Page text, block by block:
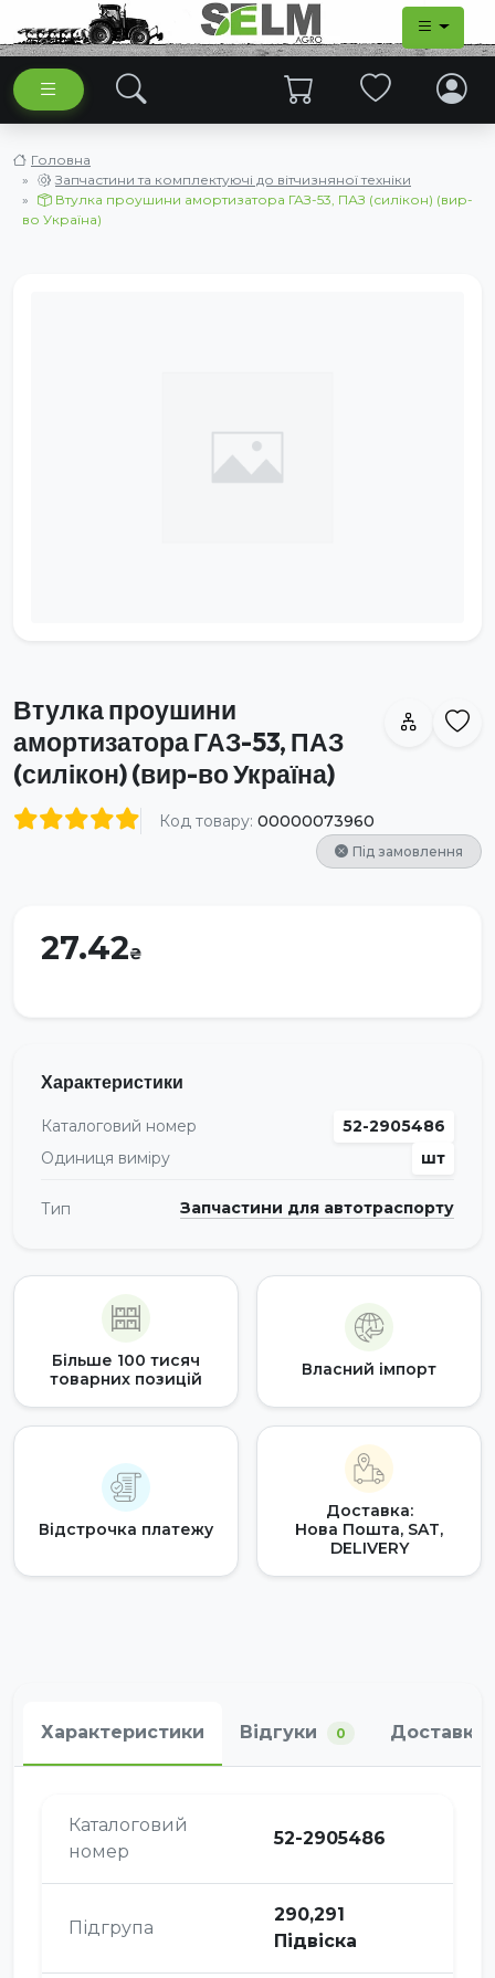
Головна
Запчастини та комплектуючі до вітчизняної техніки
Втулка проушини амортизатора ГАЗ-53, ПАЗ (силікон) (вир-
во Україна)
Втулка проушини
амортизатора ГАЗ-53, ПАЗ
(силікон) (вир-во Україна)
Код товару: 00000073960
Під замовлення
27.42
Характеристики
Каталоговий номер
52-2905486
Одиниця виміру
шт
Тип Запчастини для автотраспорту
Більше 100 тисяч
товарних позицій
Власний імпорт
Відстрочка платежу
Доставка:
Нова Пошта, SAT,
DELIVERY
Характеристики Відгуки 0 Доставка
Каталоговий
номер
52-2905486
Підгрупа
290,291
Підвіска